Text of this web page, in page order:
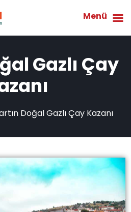
Gazlı Çay
Doğal Gazlı Çay Kazanı
Menü